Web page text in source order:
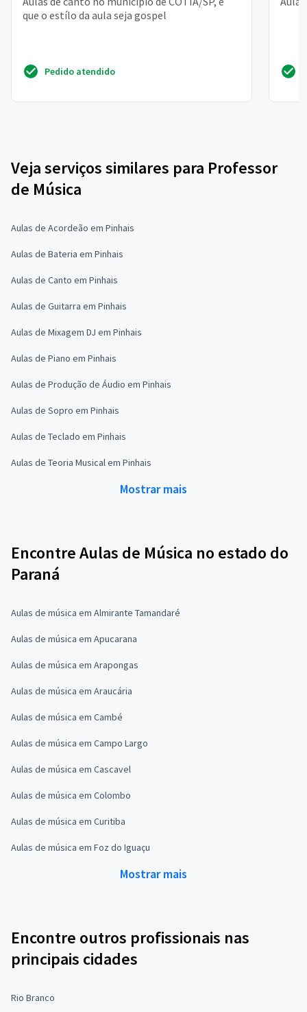
que o estílo da aula seja gospel
Pedido atendido
Veja serviços similares para Professor
de Música
Aulas de Acordeão em Pinhais
Aulas de Bateria em Pinhais
Aulas de Canto em Pinhais
Aulas de Guitarra em Pinhais
Aulas de Mixagem DJ em Pinhais
Aulas de Piano em Pinhais
Aulas de Produção de Áudio em Pinhais
Aulas de Sopro em Pinhais
Aulas de Teclado em Pinhais
Aulas de Teoria Musical em Pinhais
Mostrar mais
Encontre Aulas de Música no estado do
Paraná
Aulas de música em Almirante Tamandaré
Aulas de música em Apucarana
Aulas de música em Arapongas
Aulas de música em Araucária
Aulas de música em Cambé
Aulas de música em Campo Largo
Aulas de música em Cascavel
Aulas de música em Colombo
Aulas de música em Curitiba
Aulas de música em Foz do Iguaçu
Mostrar mais
Encontre outros profissionais nas
principais cidades
Rio Branco